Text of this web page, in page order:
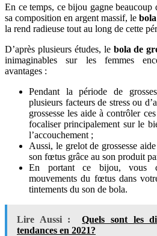
En ce temps, ce bijou gagne beaucoup
sa composition en argent massif, le bola
la rend radieuse tout au long de cette
D’après plusieurs études, le bola de
inimaginables sur les femmes
avantages :
Pendant la période de
plusieurs facteurs de stress ou
grossesse les aide à contrôler
focaliser principalement sur le
l’accouchement ;
Aussi, le grelot de grossesse
son fœtus grâce au son produit
En portant ce bijou, vous
mouvements du fœtus dans
tintements du son de bola.
Lire Aussi :
Quels sont les
tendances en 2021?